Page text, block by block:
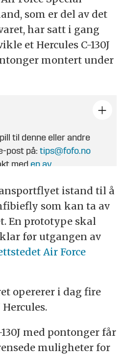
som er del av det
har satt i gang
et Hercules C-130J
montert under
til denne eller andre
post på:tips@fofo.no
med en av
istand til å
som kan ta av
En prototype skal
før utgangen av
Air Force
opererer i dag fire
med pontonger får
muligheter for